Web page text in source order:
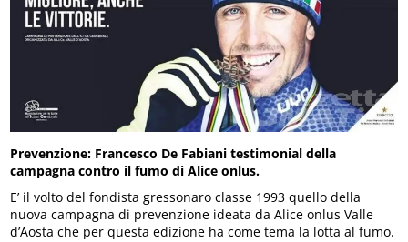
Prevenzione: Francesco De Fabiani testimonial della
campagna contro il fumo di Alice onlus.
E’ il volto del fondista gressonaro classe 1993 quello della
nuova campagna di prevenzione ideata da Alice onlus Valle
d’Aosta che per questa edizione ha come tema la lotta al fumo.